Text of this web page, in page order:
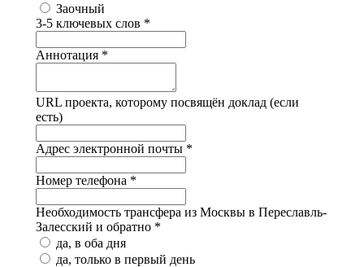
Заочный
3-5 ключевых слов *
Аннотация *
URL проекта, которому посвящён доклад (если
есть)
Адрес электронной почты *
Номер телефона *
Необходимость трансфера из Москвы в Переславль-
Залесский и обратно *
да, в оба дня
да, только в первый день